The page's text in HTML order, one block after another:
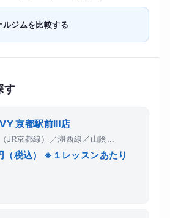
ジムを比較する
す
京都駅前Ⅲ店
JR京都線）／湖西線／山陰...
税込） ※１レッスンあたり